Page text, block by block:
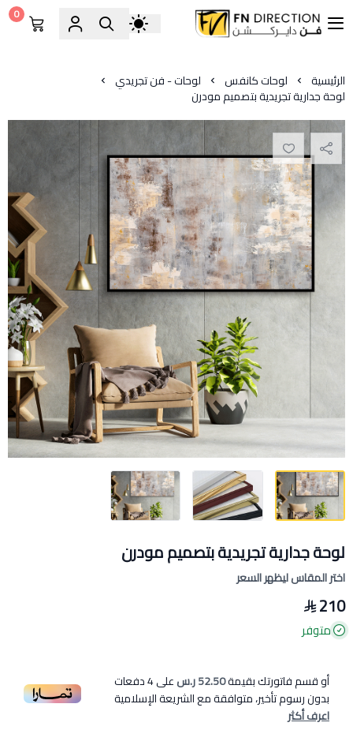
فن دايركشن
0
الرئيسية لوحات كانفس لوحات - فن تجريدي
لوحة جدارية تجريدية بتصميم مودرن
لوحة جدارية تجريدية بتصميم مودرن
اختر المقاس ليظهر السعر
210
متوفر
أو قسم فاتورتك بقيمة52.50 ر.س على4دفعات
بدون رسوم تأخير، متوافقة مع الشريعة الإسلامية
اعرف أكثر